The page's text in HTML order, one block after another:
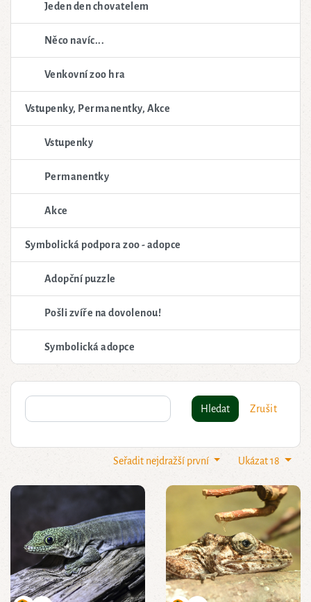
Jeden den chovatelem
Něco navíc...
Venkovní zoo hra
Vstupenky, Permanentky, Akce
Vstupenky
Permanentky
Akce
Symbolická podpora zoo - adopce
Adopční puzzle
Pošli zvíře na dovolenou!
Symbolická adopce
Hledat Zrušit
Ukázat 18
Seřadit nejdražší první